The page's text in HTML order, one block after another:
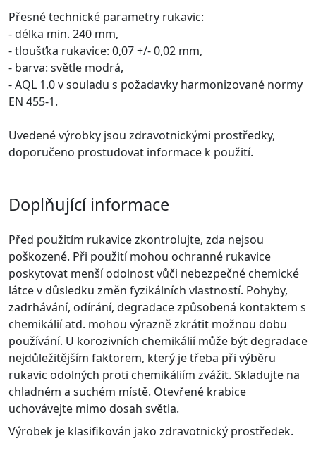
Přesné technické parametry rukavic:
- délka min. 240 mm,
- tloušťka rukavice: 0,07 +/- 0,02 mm,
- barva: světle modrá,
- AQL 1.0 v souladu s požadavky harmonizované normy
EN 455-1.
Uvedené výrobky jsou zdravotnickými prostředky,
doporučeno prostudovat informace k použití.
Doplňující informace
Před použitím rukavice zkontrolujte, zda nejsou
poškozené. Při použití mohou ochranné rukavice
poskytovat menší odolnost vůči nebezpečné chemické
látce v důsledku změn fyzikálních vlastností. Pohyby,
zadrhávání, odírání, degradace způsobená kontaktem s
chemikálií atd. mohou výrazně zkrátit možnou dobu
používání. U korozivních chemikálií může být degradace
nejdůležitějším faktorem, který je třeba při výběru
rukavic odolných proti chemikáliím zvážit. Skladujte na
chladném a suchém místě. Otevřené krabice
uchovávejte mimo dosah světla.
Výrobek je klasifikován jako zdravotnický prostředek.